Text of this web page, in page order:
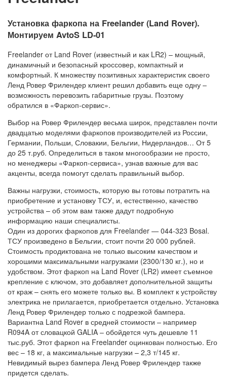
Установка фаркопа на Freelander (Land Rover).
Монтируем AvtoS LD-01
Freelander от Land Rover (известный и как LR2) – мощный,
динамичный и безопасный кроссовер, компактный и
комфортный. К множеству позитивных характеристик своего
Ленд Ровер Фрилендер клиент решил добавить еще одну –
возможность перевозить габаритные грузы. Поэтому
обратился в «Фаркоп-сервис».
Выбор на Ровер Фрилендер весьма широк, представлен почти
двадцатью моделями фаркопов производителей из России,
Германии, Польши, Словакии, Бельгии, Нидерландов… От 5
до 25 т.руб. Определиться в таком многообразии не просто,
но менеджеры «Фаркоп-сервиса», узнав важные для вас
акценты, всегда помогут сделать правильный выбор.
Важны нагрузки, стоимость, которую вы готовы потратить на
приобретение и установку ТСУ, и, естественно, качество
устройства – об этом вам также дадут подробную
информацию наши специалисты.
Один из дорогих фаркопов для Freelander — 044-323 Bosal.
ТСУ произведено в Бельгии, стоит почти 20 000 рублей.
Стоимость продиктована не только высоким качеством и
хорошими максимальными нагрузками (2300/130 кг.), но и
удобством. Этот фаркоп на Land Rover (LR2) имеет съемное
крепление с ключом, это добавляет дополнительной защиты
от краж – снять его можете только вы. В комплект к устройству
электрика не прилагается, приобретается отдельно. Установка
Ленд Ровер Фрилендер только с подрезкой бампера.
Вариантна Land Rover в средней стоимости – например
R094A от словацкой GALIA – обойдется чуть дешевле 11
тыс.руб. Этот фаркоп на Freelander оцинкован полностью. Его
вес – 18 кг, а максимальные нагрузки – 2,3 т/145 кг.
Невидимый вырез бампера Ленд Ровер Фрилендер также
придется сделать.